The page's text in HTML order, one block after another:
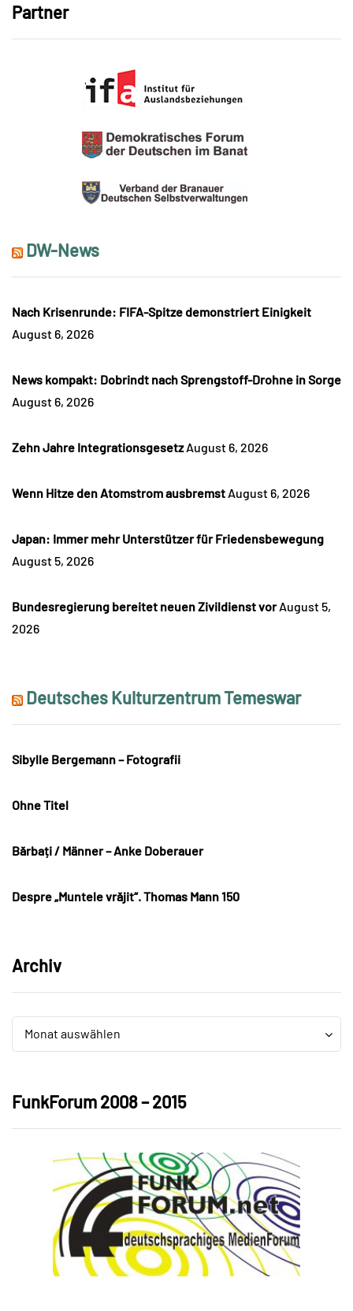
Partner
DW-News
Nach Krisenrunde: FIFA-Spitze demonstriert Einigkeit
August 6, 2026
News kompakt: Dobrindt nach Sprengstoff-Drohne in Sorge
August 6, 2026
Zehn Jahre Integrationsgesetz August 6, 2026
Wenn Hitze den Atomstrom ausbremst August 6, 2026
Japan: Immer mehr Unterstützer für Friedensbewegung
August 5, 2026
Bundesregierung bereitet neuen Zivildienst vor August 5,
2026
Deutsches Kulturzentrum Temeswar
Sibylle Bergemann – Fotografii
Ohne Titel
Bărbați / Männer – Anke Doberauer
Despre „Muntele vrăjit“. Thomas Mann 150
Archiv
Archiv
Monat auswählen
Archiv
FunkForum 2008 – 2015